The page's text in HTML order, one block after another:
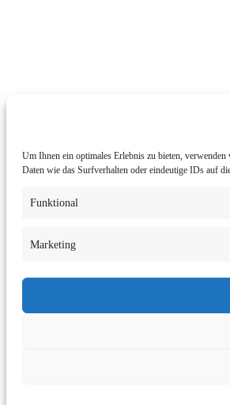
Um Ihnen ein optimales Erlebnis zu bieten,
Daten wie das Surfverhalten oder eindeutige IDs auf
Funktional
Marketing